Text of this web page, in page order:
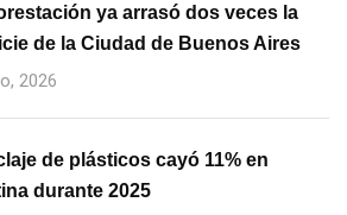
ya arrasó dos veces la
de la Ciudad de Buenos Aires
2026
de plásticos cayó 11% en
durante 2025